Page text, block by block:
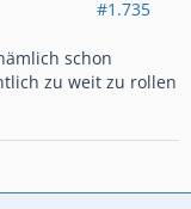
#1.735
schon
zu weit zu rollen